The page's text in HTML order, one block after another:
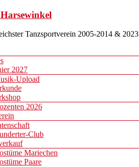
Tanzsportverein 2005-2014 & 2023
2027
Upload
2026
Club
Mariechen
Paare